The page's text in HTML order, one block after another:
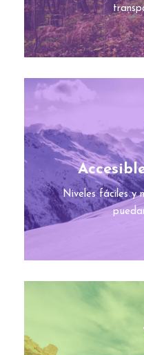
Niveles fáciles y